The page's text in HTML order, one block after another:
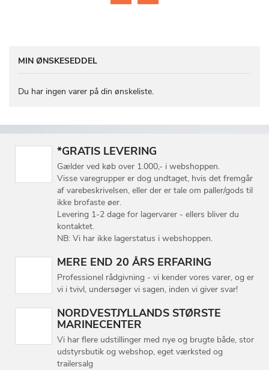
MIN ØNSKESEDDEL
Du har ingen varer på din ønskeliste.
*GRATIS LEVERING
Gælder ved køb over 1.000,- i webshoppen.
Visse varegrupper er dog undtaget, hvis det fremgår
af varebeskrivelsen, eller der er tale om paller/gods til
ikke brofaste øer.
Levering 1-2 dage for lagervarer - ellers bliver du
kontaktet.
NB: Vi har ikke lagerstatus i webshoppen.
MERE END 20 ÅRS ERFARING
Professionel rådgivning - vi kender vores varer, og er
vi i tvivl, undersøger vi sagen, inden vi giver svar!
NORDVESTJYLLANDS STØRSTE
MARINECENTER
Vi har flere udstillinger med nye og brugte både, stor
udstyrsbutik og webshop, eget værksted og
trailersalg